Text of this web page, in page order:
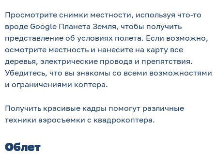
Просмотрите снимки местности, используя что-то
вроде Google Планета Земля, чтобы получить
представление об условиях полета. Если возможно,
осмотрите местность и нанесите на карту все
деревья, электрические провода и препятствия.
Убедитесь, что вы знакомы со всеми возможностями
и ограничениями коптера.
Получить красивые кадры помогут различные
техники аэросъемки с квадрокоптера.
Облет